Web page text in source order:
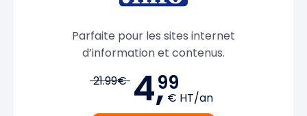
Parfaite pour les sites internet
d’information et contenus.
21.99€ 4,99
€ HT/an